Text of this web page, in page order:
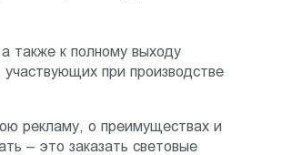
также к полному выходу
при производстве
рекламу, о преимуществах и
– это заказать световые